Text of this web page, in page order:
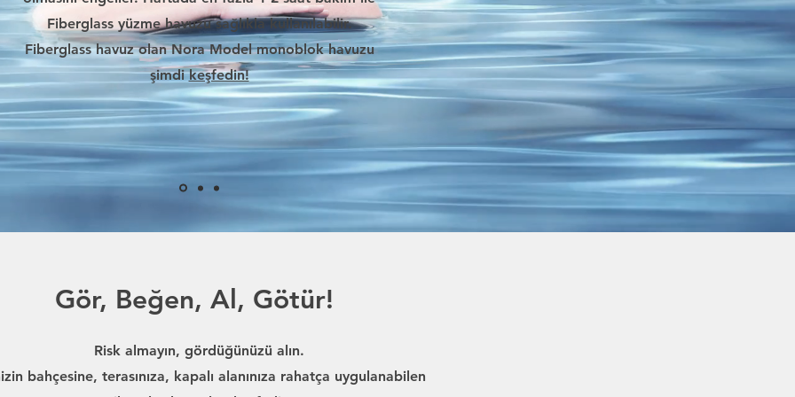
Fiberglass yüzme havuzu sağlıkla kullanılabilir.
Fiberglass havuz olan Nora Model monoblok havuzu
şimdikeşfedin!
Gör, Beğen, Al, Götür!
Risk almayın, gördüğünüzü alın.
bahçesine, terasınıza, kapalı alanınıza rahatça uygulanabilen